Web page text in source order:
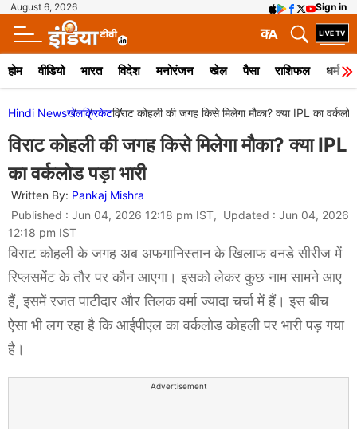
August 6, 2026 Sign in
A
क
होम वीडियो भारत विदेश मनोरंजन खेल पैसा राशिफल धर्म
Hindi Newsखेलक्रिकेटविराट कोहली की जगह किसे मिलेगा मौका? क्या IPL का वर्कलोड
विराट कोहली की जगह किसे मिलेगा मौका? क्या IPL
का वर्कलोड पड़ा भारी
Written By: Pankaj Mishra
Published : Jun 04, 2026 12:18 pm IST, Updated : Jun 04, 2026
12:18 pm IST
विराट कोहली के जगह अब अफगानिस्तान के खिलाफ वनडे सीरीज में
रिप्लसमेंट के तौर पर कौन आएगा। इसको लेकर कुछ नाम सामने आए
हैं, इसमें रजत पाटीदार और तिलक वर्मा ज्यादा चर्चा में हैं। इस बीच
ऐसा भी लग रहा है कि आईपीएल का वर्कलोड कोहली पर भारी पड़ गया
है।
Advertisement